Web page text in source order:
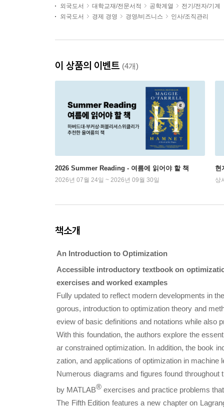
외국도서
대학교재/전문서적 공학계열
전기/전자/기계
외국도서
경제 경영 경영/비즈니스 인사/조직관리
이 상품의 이벤트 (4개)
2026 Summer Reading - 여름에 읽어야 할 책
2026년 07월 24일 ~ 2026년 09월 30일
현
상
책소개
An Introduction to Optimization
Accessible introductory textbook on
exercises and worked examples
Fully updated to reflect modern developments in
gorous, introduction to optimization theory and
eview of basic definitions and notations while also
With this foundation, the authors explore the
ar constrained optimization. In addition, the book
zation, and applications of optimization in machine
Numerous diagrams and figures found
by MATLAB® exercises and practice problems
The Fifth Edition features a new chapter on